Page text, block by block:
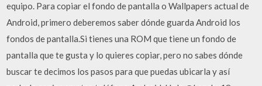
equipo. Para copiar el fondo de pantalla o Wallpapers actual de
Android, primero deberemos saber dónde guarda Android los
fondos de pantalla.Si tienes una ROM que tiene un fondo de
pantalla que te gusta y lo quieres copiar, pero no sabes dónde
buscar te decimos los pasos para que puedas ubicarla y así